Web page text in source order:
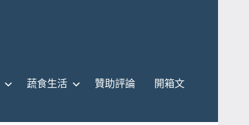
蔬食生活 贊助評論 開箱文